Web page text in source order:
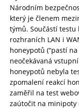
Národním
který je členem
týmů. Součástí
rozhraních LAN i
honeypotů (“pastí
neočekávaná
honeypotů nebyla
zpomalení reakcí
zaměřil na test
zaútočit na minipoty